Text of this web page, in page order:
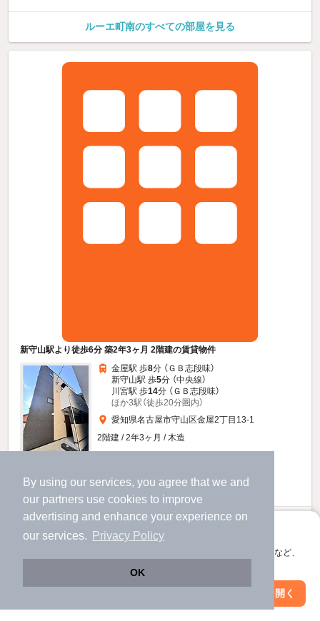
By using our services, you agree that we and
our partners use cookies to improve
advertising and enhance your experience on
our services.
Privacy Policy
OK
アプリに切り替えて、サクサクお部屋探し
会員登録なしですぐ使える。マップ検索やお気に入り保存など、
アプリを開く
ルーエ町南のすべての部屋を見る
新守山駅より徒歩6分 築2年3ヶ月 2階建の賃貸物件
金屋駅 歩8分 （ＧＢ志段味）
新守山駅 歩5分 （中央線）
川宮駅 歩14分 （ＧＢ志段味）
ほか3駅（徒歩20分圏内）
愛知県名古屋市守山区金屋2丁目13-1
2階建 / 2年3ヶ月 / 木造
駐輪場あり 宅配ボックス
（管理費4,000円）
敷 不要 礼 不要
お問い合わせ（無料）
絞り込み条件を変更